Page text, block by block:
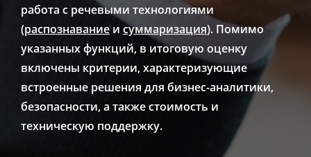
работа с речевыми технологиями
(распознавание и суммаризация). Помимо
указанных функций, в итоговую оценку
включены критерии, характеризующие
встроенные решения для бизнес-аналитики,
безопасности, а также стоимость и
техническую поддержку.